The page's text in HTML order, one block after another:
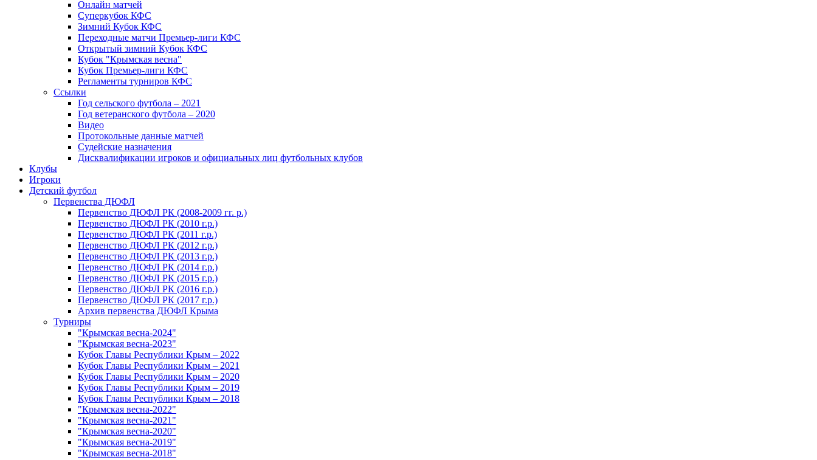
Онлайн матчей
Суперкубок КФС
Зимний Кубок КФС
Переходные матчи Премьер-лиги КФС
Открытый зимний Кубок КФС
Кубок "Крымская весна"
Кубок Премьер-лиги КФС
Регламенты турниров КФС
Ссылки
Год сельского футбола – 2021
Год ветеранского футбола – 2020
Видео
Протокольные данные матчей
Судейские назначения
Дисквалификации игроков и официальных лиц футбольных клубов
Клубы
Игроки
Детский футбол
Первенства ДЮФЛ
Первенство ДЮФЛ РК (2008-2009 гг. р.)
Первенство ДЮФЛ РК (2010 г.р.)
Первенство ДЮФЛ РК (2011 г.р.)
Первенство ДЮФЛ РК (2012 г.р.)
Первенство ДЮФЛ РК (2013 г.р.)
Первенство ДЮФЛ РК (2014 г.р.)
Первенство ДЮФЛ РК (2015 г.р.)
Первенство ДЮФЛ РК (2016 г.р.)
Первенство ДЮФЛ РК (2017 г.р.)
Архив первенства ДЮФЛ Крыма
Турниры
"Крымская весна-2024"
"Крымская весна-2023"
Кубок Главы Республики Крым – 2022
Кубок Главы Республики Крым – 2021
Кубок Главы Республики Крым – 2020
Кубок Главы Республики Крым – 2019
Кубок Главы Республики Крым – 2018
"Крымская весна-2022"
"Крымская весна-2021"
"Крымская весна-2020"
"Крымская весна-2019"
"Крымская весна-2018"